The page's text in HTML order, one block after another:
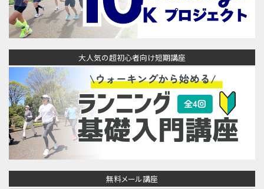
大人気の超初心者向け短期講座
無料メール講座